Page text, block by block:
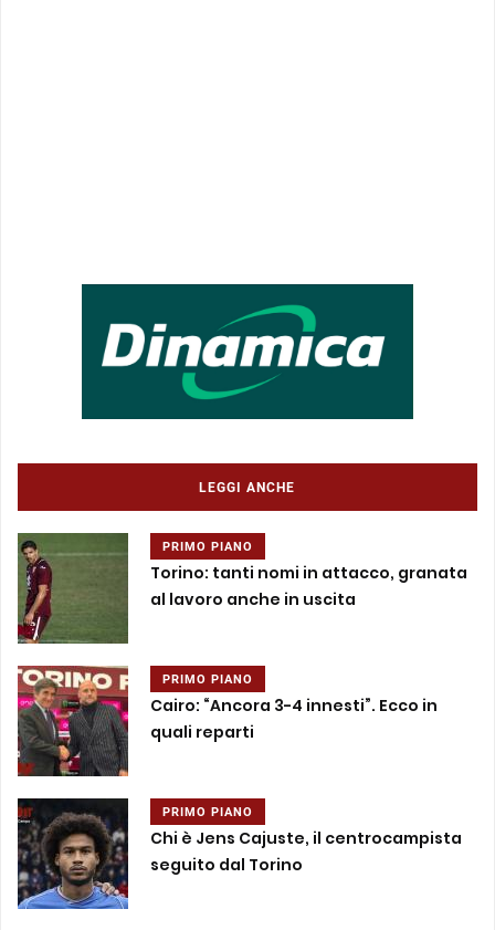
LEGGI ANCHE
PRIMO PIANO
Torino: tanti nomi in attacco, granata
al lavoro anche in uscita
PRIMO PIANO
Cairo: “Ancora 3-4 innesti”. Ecco in
quali reparti
PRIMO PIANO
Chi è Jens Cajuste, il centrocampista
seguito dal Torino